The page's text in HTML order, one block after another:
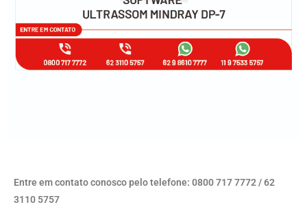
Entre em contato conosco pelo telefone: 0800 717 7772 / 62
3110 5757